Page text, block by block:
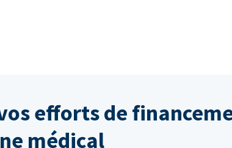
efforts de
médical